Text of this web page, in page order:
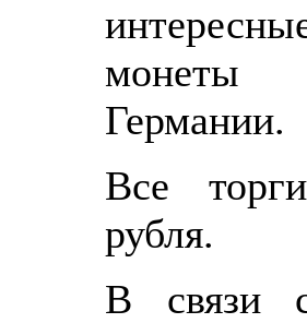
Германии.
Все
рубля.
В связи